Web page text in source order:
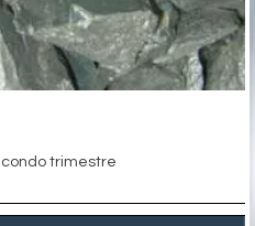
trimestre